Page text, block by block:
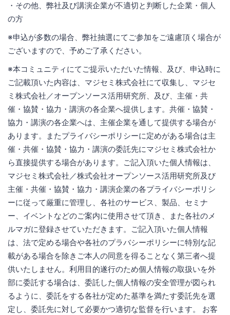
・その他、弊社及び講演企業が不適切と判断した企業・個人
の方
※申込が多数の場合、弊社抽選にてご参加をご遠慮頂く場合が
ございますので、予めご了承ください。
※本コミュニティにてご提示いただいた情報、及び、申込時に
ご記載頂いた内容は、マジセミ株式会社にて収集し、マジセ
ミ株式会社／オープンソース活用研究所、及び、主催・共
催・協賛・協力・講演の各企業へ提供します。共催・協賛・
協力・講演の各企業へは、主催企業を通して提供する場合が
あります。またプライバシーポリシーに定めがある場合は主
催・共催・協賛・協力・講演の委託先にマジセミ株式会社か
ら直接提供する場合があります。ご記入頂いた個人情報は、
マジセミ株式会社／株式会社オープンソース活用研究所及び
主催・共催・協賛・協力・講演企業の各プライバシーポリシ
ーに従って厳重に管理し、各社のサービス、製品、セミナ
ー、イベントなどのご案内に使用させて頂き、また各社のメ
ルマガに登録させていただきます。ご記入頂いた個人情報
は、法で定める場合や各社のプラバシーポリシーに特別な記
載がある場合を除きご本人の同意を得ることなく第三者へ提
供いたしません。利用目的遂行のため個人情報の取扱いを外
部に委託する場合は、委託した個人情報の安全管理が図られ
るように、委託をする各社が定めた基準を満たす委託先を選
定し、委託先に対して必要かつ適切な監督を行います。 お客